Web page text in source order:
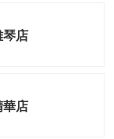
琴店
華店